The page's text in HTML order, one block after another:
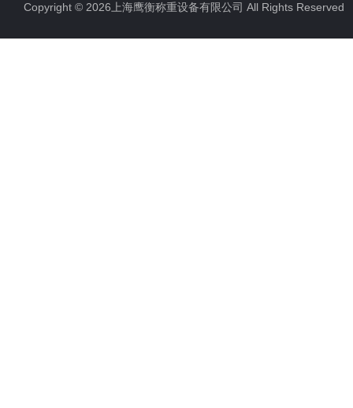
电子汽车衡
电子天平
Copyright © 2026上海鹰衡称重设备有限公司 All Rights